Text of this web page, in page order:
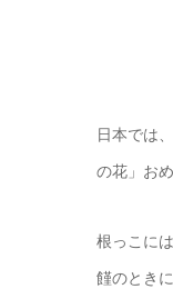
日本では
の花」お
根っこに
饉のとき